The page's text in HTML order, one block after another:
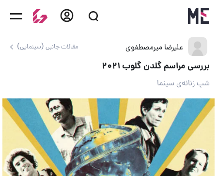
علیرضا میرمصطفوی مقالات جانبی (سینمایی)
بررسی مراسم گلدن گلوب ۲۰۲۱
شبِ زنانه‌ی سینما